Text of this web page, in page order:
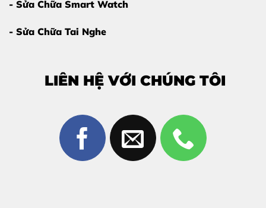
- Sửa Chữa Smart Watch
- Sửa Chữa Tai Nghe
LIÊN HỆ VỚI CHÚNG TÔI